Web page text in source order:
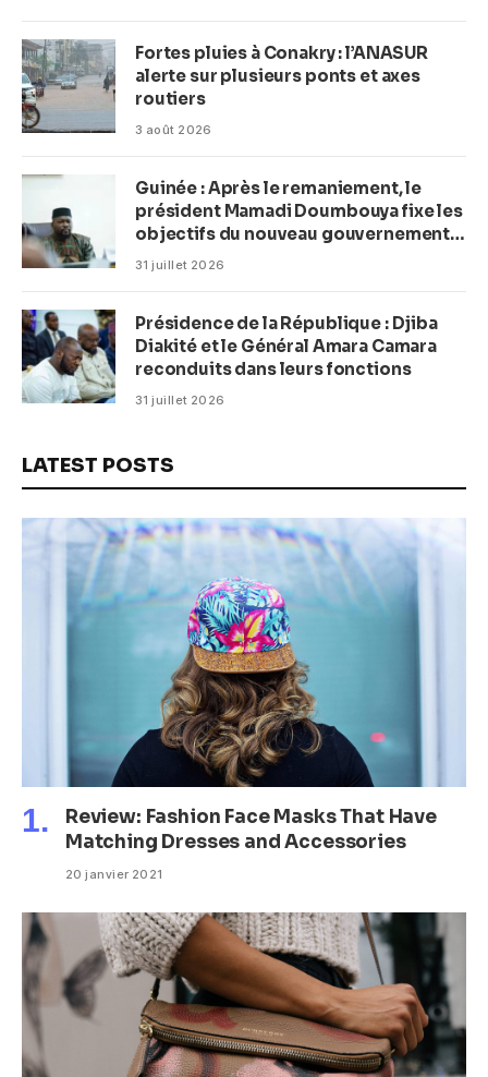
Fortes pluies à Conakry : l’ANASUR
alerte sur plusieurs ponts et axes
routiers
3 août 2026
Guinée : Après le remaniement, le
président Mamadi Doumbouya fixe les
objectifs du nouveau gouvernement
(CM)
31 juillet 2026
Présidence de la République : Djiba
Diakité et le Général Amara Camara
reconduits dans leurs fonctions
31 juillet 2026
LATEST POSTS
Review: Fashion Face Masks That Have
Matching Dresses and Accessories
20 janvier 2021